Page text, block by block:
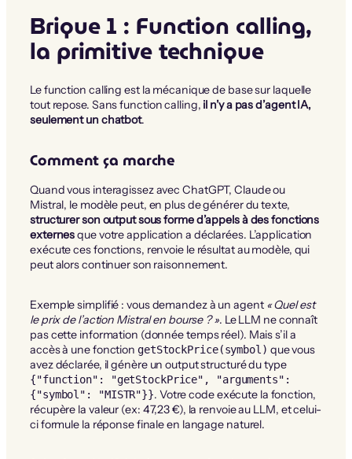
Brique 1 : Function calling,
la primitive technique
Le function calling est la mécanique de base sur laquelle
tout repose. Sans function calling, il n’y a pas d’agent IA,
seulement un chatbot.
Comment ça marche
Quand vous interagissez avec ChatGPT, Claude ou
Mistral, le modèle peut, en plus de générer du texte,
structurer son output sous forme d’appels à des fonctions
externesque votre application a déclarées. L’application
exécute ces fonctions, renvoie le résultat au modèle, qui
peut alors continuer son raisonnement.
Exemple simplifié : vous demandez à un agent « Quel est
le prix de l’action Mistral en bourse ? ». Le LLM ne connaît
pas cette information (donnée temps réel). Mais s’il a
accès à une fonction getStockPrice(symbol) que vous
avez déclarée, il génère un output structuré du type
{"function": "getStockPrice", "arguments":
{"symbol": "MISTR"}}. Votre code exécute la fonction,
récupère la valeur (ex: 47,23 €), la renvoie au LLM, et celui-
ci formule la réponse finale en langage naturel.